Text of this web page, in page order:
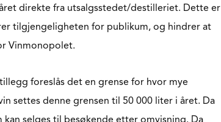
direkte fra utsalgsstedet/destilleriet. Dette er
tilgjengeligheten for publikum, og hindrer at
Vinmonopolet.
foreslås det en grense for hvor mye
settes denne grensen til 50 000 liter i året. Da
selges til besøkende etter omvisning. Da